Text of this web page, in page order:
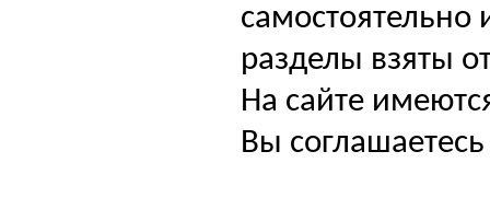
самостоятельно
разделы взяты
На сайте
Вы